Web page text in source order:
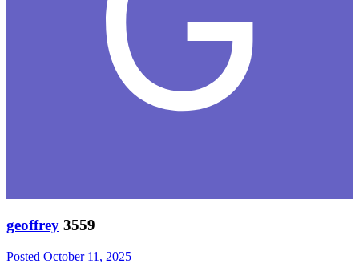
geoffrey 3559
Posted October 11, 2025